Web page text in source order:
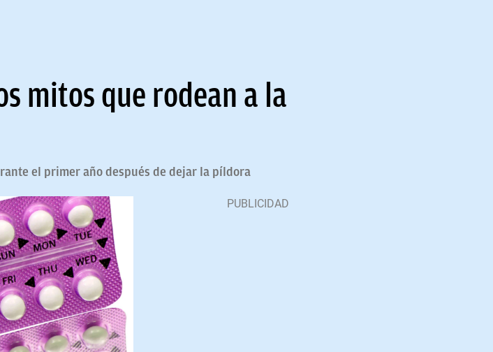
mitos que rodean a la
el primer año después de dejar la píldora